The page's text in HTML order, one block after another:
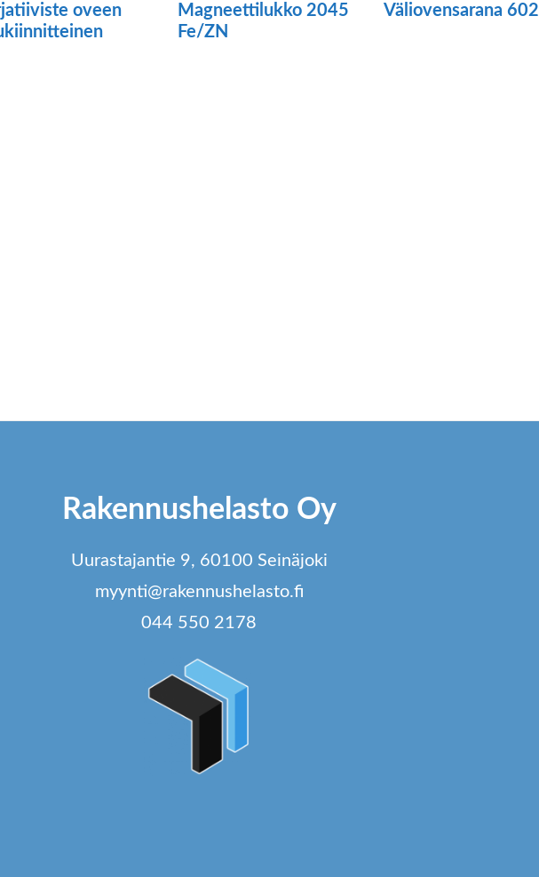
oveen
Magneettilukko 2045
Fe/ZN
Väliovensarana 602
Rakennushelasto Oy
Uurastajantie 9, 60100 Seinäjoki
myynti@rakennushelasto.fi
044 550 2178